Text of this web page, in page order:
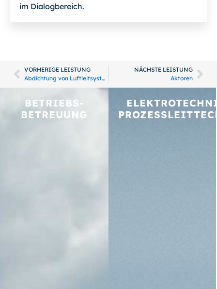
im Dialogbereich.
VORHERIGE LEISTUNG
Abdichtung von Luftleitsystemen
NÄCHSTE LEISTUNG
Aktoren
BETRIEBS­
BETREUUNG